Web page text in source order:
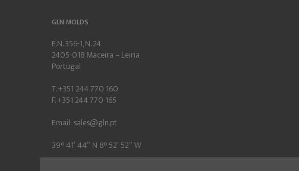
GLN MOLDS
E.N. 356-1, N. 24
2405-018 Maceira – Leiria
Portugal
T. +351 244 770 160
F. +351 244 770 165
Email: sales@gln.pt
39° 41′ 44″ N 8° 52′ 52″ W